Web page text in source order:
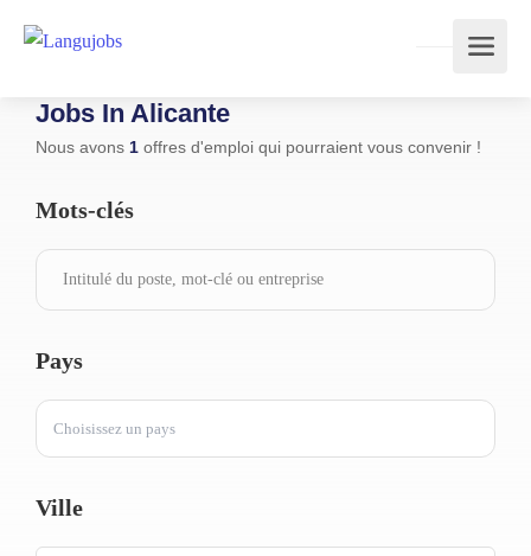
Jobs In Alicante
Nous avons 1 offres d'emploi qui pourraient vous convenir !
Mots-clés
Pays
Choisissez un pays
Ville